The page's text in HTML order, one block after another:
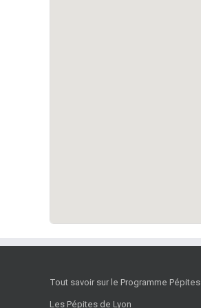
Tout savoir sur le Programme Pépites
Les Pépites de Lyon